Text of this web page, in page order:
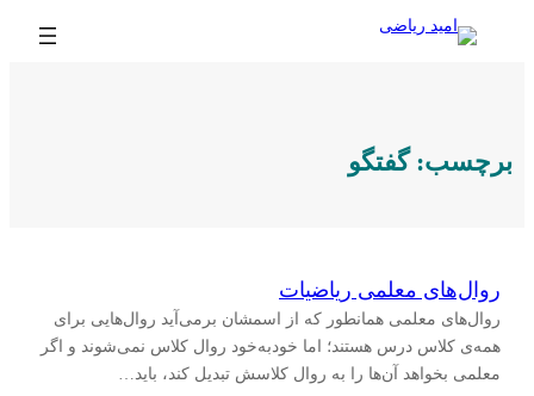
برچسب:گفتگو
روال‌های معلمی ریاضیات
روال‌های معلمی همانطور که از اسمشان برمی‌آید روال‌هایی برای
همه‌ی کلاس درس هستند؛ اما خودبه‌خود روال کلاس نمی‌شوند و اگر
معلمی بخواهد آن‌ها را به روال کلاسش تبدیل کند، باید…